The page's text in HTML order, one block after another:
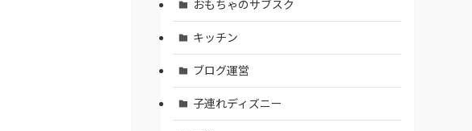
おもちゃのサブスク
キッチン
ブログ運営
子連れディズニー